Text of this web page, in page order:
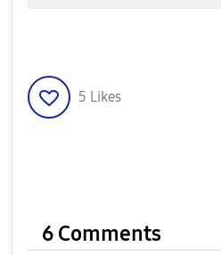
5 Likes
6 Comments